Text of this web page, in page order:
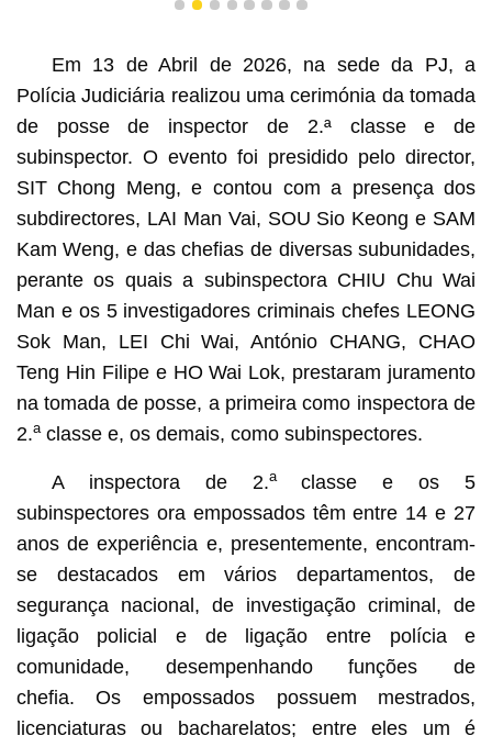
1 2 3 4 5 6 7 8
Em 13 de Abril de 2026, na sede da PJ, a
Polícia Judiciária realizou uma cerimónia da tomada
de posse de inspector de 2.ª classe e de
subinspector. O evento foi presidido pelo director,
SIT Chong Meng, e contou com a presença dos
subdirectores, LAI Man Vai, SOU Sio Keong e SAM
Kam Weng, e das chefias de diversas subunidades,
perante os quais a subinspectora CHIU Chu Wai
Man e os 5 investigadores criminais chefes LEONG
Sok Man, LEI Chi Wai, António CHANG, CHAO
Teng Hin Filipe e HO Wai Lok, prestaram juramento
na tomada de posse, a primeira como inspectora de
2.aclasse e, os demais, como subinspectores.
A inspectora de 2.aclasse e os 5
subinspectores ora empossados têm entre 14 e 27
anos de experiência e, presentemente, encontram-
se destacados em vários departamentos, de
segurança nacional, de investigação criminal, de
ligação policial e de ligação entre polícia e
comunidade, desempenhando funções de
chefia. Os empossados possuem mestrados,
licenciaturas ou bacharelatos; entre eles um é